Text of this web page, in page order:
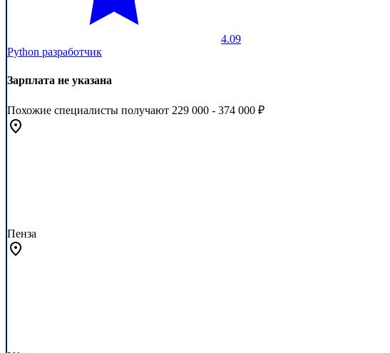
4.09
Python разработчик
Зарплата не указана
Похожие специалисты получают 229 000 - 374 000 ₽
Пенза